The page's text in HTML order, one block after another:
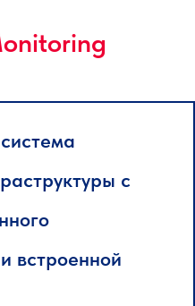
с
встроенной